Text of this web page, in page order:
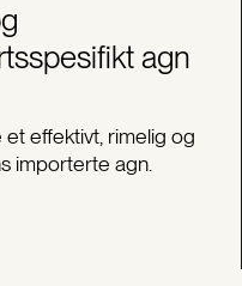
agn
effektivt, rimelig og
importerte agn.